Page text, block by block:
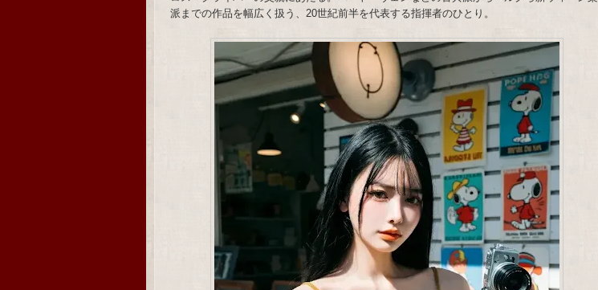
派までの作品を幅広く扱う、20世紀前半を代表する指揮者のひとり。